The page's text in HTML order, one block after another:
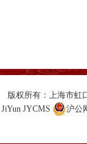
版权所有：上海市虹
JiYun JYCMS 沪公